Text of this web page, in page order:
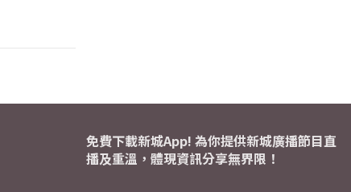
免費下載新城App! 為你提供新城廣播節目直
播及重溫，體現資訊分享無界限！